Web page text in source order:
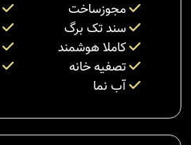
مجوزساخت
سند تک برگ
کاملا هوشمند
تصفیه خانه
آب نما